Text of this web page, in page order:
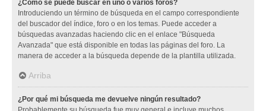
¿Cómo se puede buscar en uno o varios foros?
Introduciendo un término de búsqueda en el campo correspondiente
del buscador del índice, foro o en los temas. Puede acceder a
búsquedas avanzadas haciendo clic en el enlace "Búsqueda
Avanzada" que está disponible en todas las páginas del foro. La
manera de acceder a la búsqueda depende de la plantilla utilizada.
Arriba
¿Por qué mi búsqueda me devuelve ningún resultado?